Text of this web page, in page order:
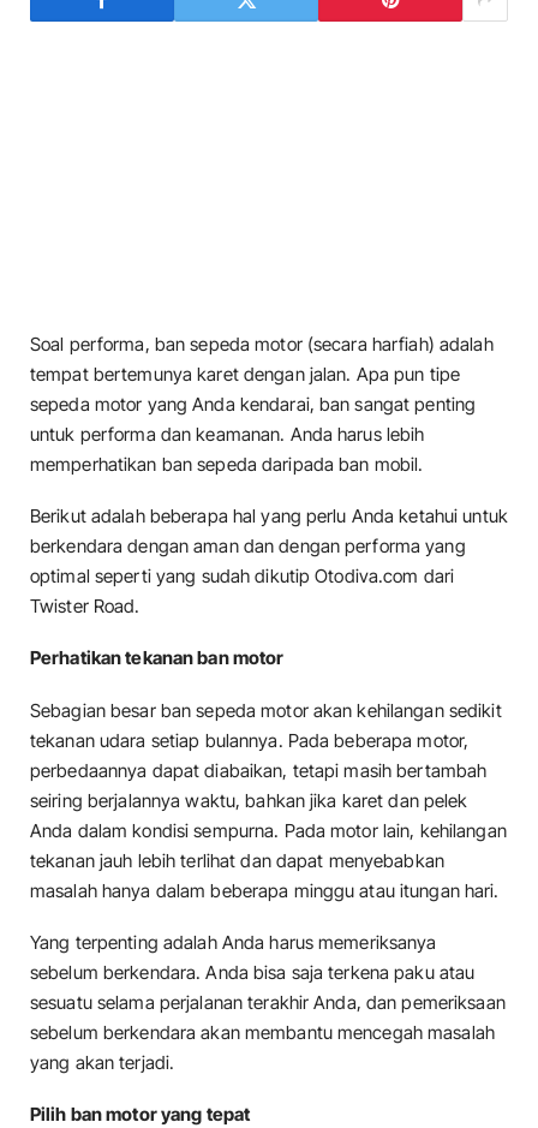
Soal performa, ban sepeda motor (secara harfiah) adalah
tempat bertemunya karet dengan jalan. Apa pun tipe
sepeda motor yang Anda kendarai, ban sangat penting
untuk performa dan keamanan. Anda harus lebih
memperhatikan ban sepeda daripada ban mobil.
Berikut adalah beberapa hal yang perlu Anda ketahui untuk
berkendara dengan aman dan dengan performa yang
optimal seperti yang sudah dikutip Otodiva.com dari
Twister Road.
Perhatikan tekanan ban motor
Sebagian besar ban sepeda motor akan kehilangan sedikit
tekanan udara setiap bulannya. Pada beberapa motor,
perbedaannya dapat diabaikan, tetapi masih bertambah
seiring berjalannya waktu, bahkan jika karet dan pelek
Anda dalam kondisi sempurna. Pada motor lain, kehilangan
tekanan jauh lebih terlihat dan dapat menyebabkan
masalah hanya dalam beberapa minggu atau itungan hari.
Yang terpenting adalah Anda harus memeriksanya
sebelum berkendara. Anda bisa saja terkena paku atau
sesuatu selama perjalanan terakhir Anda, dan pemeriksaan
sebelum berkendara akan membantu mencegah masalah
yang akan terjadi.
Pilih ban motor yang tepat